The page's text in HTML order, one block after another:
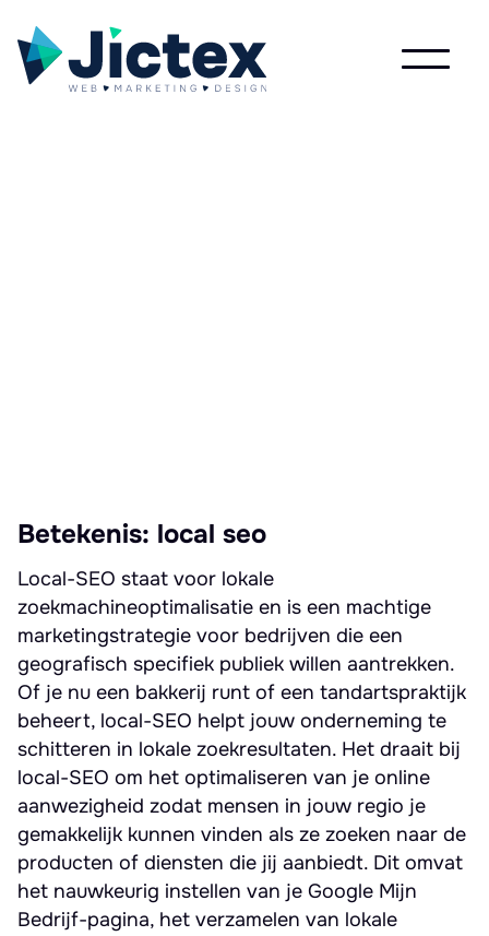
Betekenis: local seo
Local-SEO staat voor lokale
zoekmachineoptimalisatie en is een machtige
marketingstrategie voor bedrijven die een
geografisch specifiek publiek willen aantrekken.
Of je nu een bakkerij runt of een tandartspraktijk
beheert, local-SEO helpt jouw onderneming te
schitteren in lokale zoekresultaten. Het draait bij
local-SEO om het optimaliseren van je online
aanwezigheid zodat mensen in jouw regio je
gemakkelijk kunnen vinden als ze zoeken naar de
producten of diensten die jij aanbiedt. Dit omvat
het nauwkeurig instellen van je Google Mijn
Bedrijf-pagina, het verzamelen van lokale